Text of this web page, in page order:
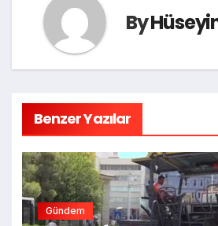
By
Benzer Yazılar
Gündem